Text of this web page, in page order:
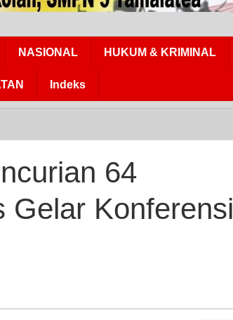
NASIONAL HUKUM & KRIMINAL
Indeks
64
Gelar Konferensi